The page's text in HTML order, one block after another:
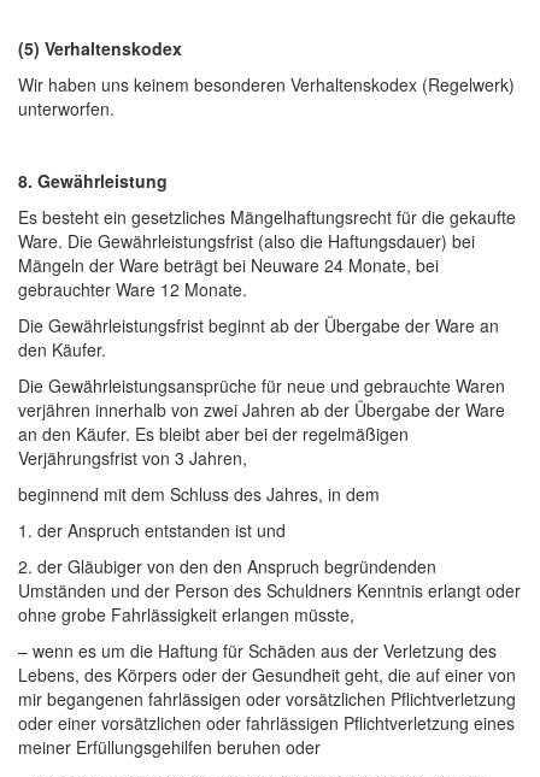
(5) Verhaltenskodex
Wir haben uns keinem besonderen Verhaltenskodex (Regelwerk)
unterworfen.
8. Gewährleistung
Es besteht ein gesetzliches Mängelhaftungsrecht für die gekaufte
Ware. Die Gewährleistungsfrist (also die Haftungsdauer) bei
Mängeln der Ware beträgt bei Neuware 24 Monate, bei
gebrauchter Ware 12 Monate.
Die Gewährleistungsfrist beginnt ab der Übergabe der Ware an
den Käufer.
Die Gewährleistungsansprüche für neue und gebrauchte Waren
verjähren innerhalb von zwei Jahren ab der Übergabe der Ware
an den Käufer. Es bleibt aber bei der regelmäßigen
Verjährungsfrist von 3 Jahren,
beginnend mit dem Schluss des Jahres, in dem
1. der Anspruch entstanden ist und
2. der Gläubiger von den den Anspruch begründenden
Umständen und der Person des Schuldners Kenntnis erlangt oder
ohne grobe Fahrlässigkeit erlangen müsste,
– wenn es um die Haftung für Schäden aus der Verletzung des
Lebens, des Körpers oder der Gesundheit geht, die auf einer von
mir begangenen fahrlässigen oder vorsätzlichen Pflichtverletzung
oder einer vorsätzlichen oder fahrlässigen Pflichtverletzung eines
meiner Erfüllungsgehilfen beruhen oder